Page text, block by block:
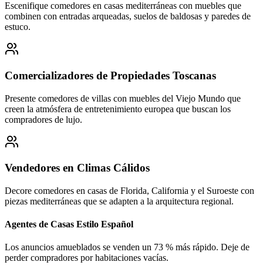
Escenifique comedores en casas mediterráneas con muebles que
combinen con entradas arqueadas, suelos de baldosas y paredes de
estuco.
Comercializadores de Propiedades Toscanas
Presente comedores de villas con muebles del Viejo Mundo que
creen la atmósfera de entretenimiento europea que buscan los
compradores de lujo.
Vendedores en Climas Cálidos
Decore comedores en casas de Florida, California y el Suroeste con
piezas mediterráneas que se adapten a la arquitectura regional.
Agentes de Casas Estilo Español
Los anuncios amueblados se venden un 73 % más rápido. Deje de
perder compradores por habitaciones vacías.